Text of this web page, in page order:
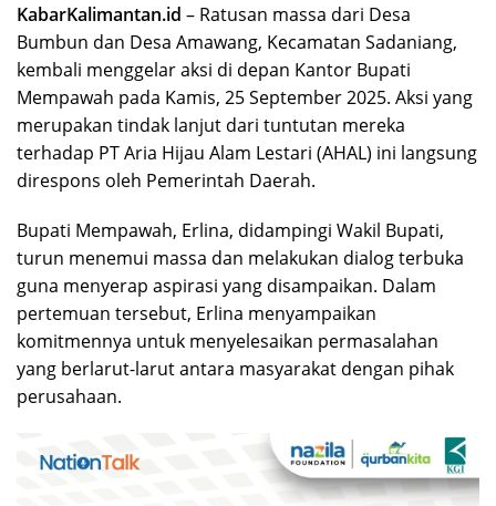
KabarKalimantan.id – Ratusan massa dari Desa
Bumbun dan Desa Amawang, Kecamatan Sadaniang,
kembali menggelar aksi di depan Kantor Bupati
Mempawah pada Kamis, 25 September 2025. Aksi yang
merupakan tindak lanjut dari tuntutan mereka
terhadap PT Aria Hijau Alam Lestari (AHAL) ini langsung
direspons oleh Pemerintah Daerah.
Bupati Mempawah, Erlina, didampingi Wakil Bupati,
turun menemui massa dan melakukan dialog terbuka
guna menyerap aspirasi yang disampaikan. Dalam
pertemuan tersebut, Erlina menyampaikan
komitmennya untuk menyelesaikan permasalahan
yang berlarut-larut antara masyarakat dengan pihak
perusahaan.